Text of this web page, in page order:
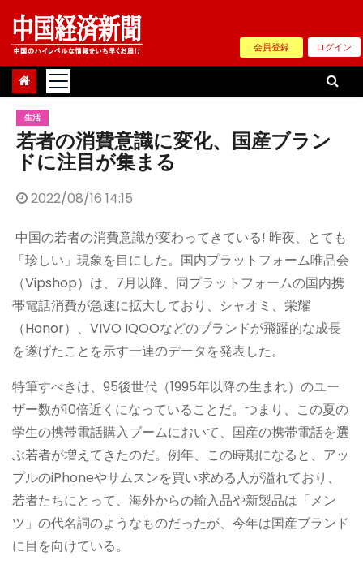
Skip
content
会員登録 ログイン
生活
若者の消費意識に変化、国産ブラン
ドに注目が集まる
2022/08/16 14:15
中国の若者の消費意識が変わってきている! 昨夜、とても
「珍しい」現象を目にした。国内プラットフォーム唯品会
（Vipshop）は、7月以降、同プラットフォームの国内携
帯電話消費が急速に拡大しており、シャオミ、栄耀
（Honor）、VIVO IQOOなどのブランドが飛躍的な成長
を遂げたことを示す一連のデータを発表した。
特筆すべきは、95後世代（1995年以降の生まれ）のユー
ザー数が10倍近くになっていることだ。つまり、この夏の
学生の携帯電話購入ブームにおいて、国産の携帯電話を選
ぶ若者が増えてきたのだ。例年、この時期になると、アッ
プルのiPhoneやサムスンを買い求める人が溢れており、
若者たちにとって、海外からの輸入品や新製品は「メン
ツ」の代名詞のようなものだったが、今年は国産ブランド
に目を向けている。